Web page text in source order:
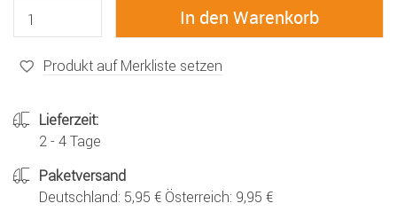
Produkt auf Merkliste setzen
Lieferzeit:
2 - 4 Tage
Paketversand
Deutschland: 5,95 € Österreich: 9,95 €